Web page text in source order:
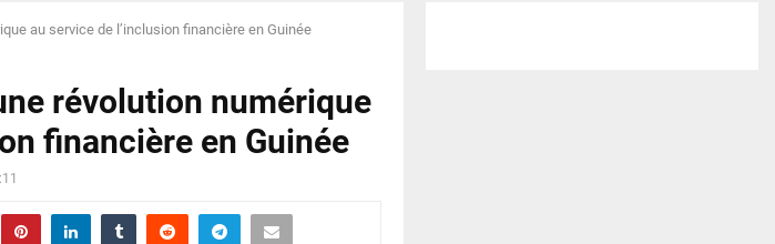
au service de l’inclusion financière en Guinée
révolution numérique
financière en Guinée